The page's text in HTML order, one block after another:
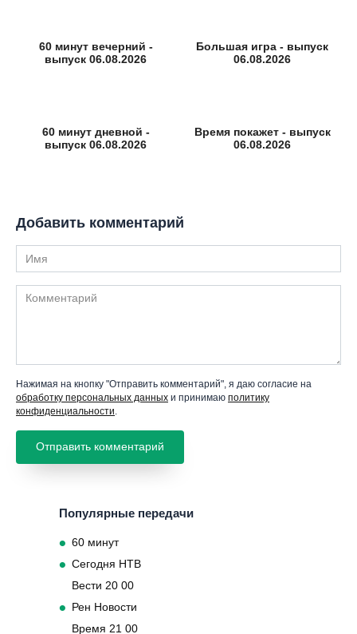
60 минут вечерний -
выпуск 06.08.2026
Большая игра - выпуск
06.08.2026
60 минут дневной -
выпуск 06.08.2026
Время покажет - выпуск
06.08.2026
Добавить комментарий
Имя
Комментарий
Нажимая на кнопку "Отправить комментарий", я даю согласие на
обработку персональных данных и принимаю политику
конфиденциальности
Популярные передачи
60 минут
Сегодня НТВ
Вести 20 00
Рен Новости
Время 21 00